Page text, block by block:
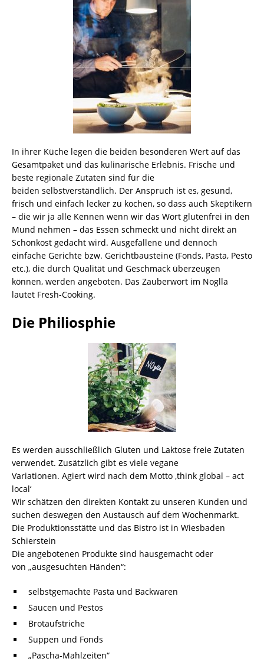
In ihrer Küche legen die beiden besonderen Wert auf das
Gesamtpaket und das kulinarische Erlebnis. Frische und
beste regionale Zutaten sind für die
beiden selbstverständlich. Der Anspruch ist es, gesund,
frisch und einfach lecker zu kochen, so dass auch Skeptikern
– die wir ja alle Kennen wenn wir das Wort glutenfrei in den
Mund nehmen – das Essen schmeckt und nicht direkt an
Schonkost gedacht wird. Ausgefallene und dennoch
einfache Gerichte bzw. Gerichtbausteine (Fonds, Pasta, Pesto
etc.), die durch Qualität und Geschmack überzeugen
können, werden angeboten. Das Zauberwort im Noglla
lautet Fresh-Cooking.
Die Philiosphie
Es werden ausschließlich Gluten und Laktose freie Zutaten
verwendet. Zusätzlich gibt es viele vegane
Variationen. Agiert wird nach dem Motto ‚think global – act
local‘
Wir schätzen den direkten Kontakt zu unseren Kunden und
suchen deswegen den Austausch auf dem Wochenmarkt.
Die Produktionsstätte und das Bistro ist in Wiesbaden
Schierstein
Die angebotenen Produkte sind hausgemacht oder
von „ausgesuchten Händen“:
selbstgemachte Pasta und Backwaren
Saucen und Pestos
Brotaufstriche
Suppen und Fonds
„Pascha-Mahlzeiten“